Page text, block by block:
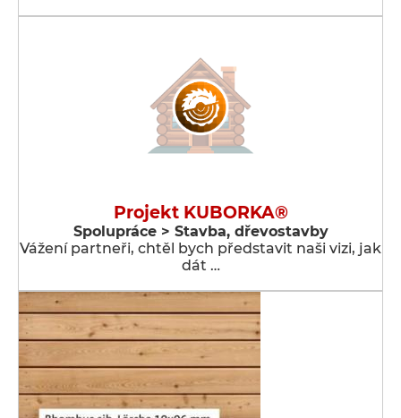
Projekt KUBORKA®
Spolupráce > Stavba, dřevostavby
Vážení partneři, chtěl bych představit naši vizi, jak
dát …